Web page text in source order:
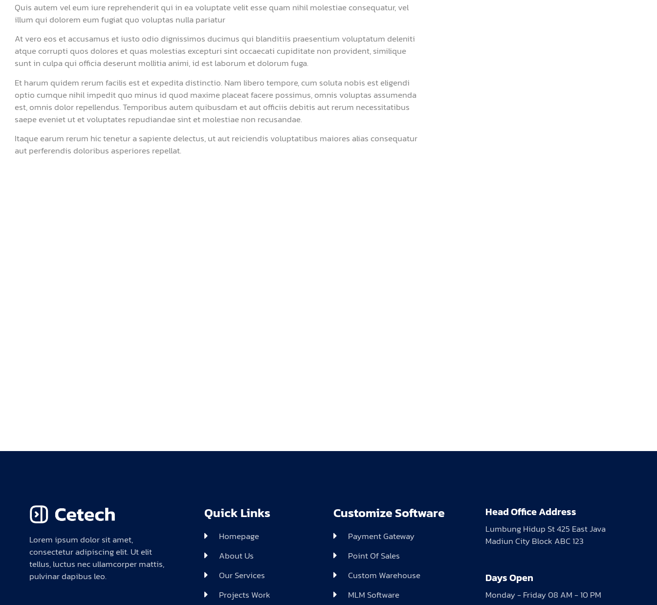
Quis autem vel eum iure reprehenderit qui in ea voluptate velit esse quam nihil molestiae consequatur, vel
illum qui dolorem eum fugiat quo voluptas nulla pariatur
At vero eos et accusamus et iusto odio dignissimos ducimus qui blanditiis praesentium voluptatum deleniti
atque corrupti quos dolores et quas molestias excepturi sint occaecati cupiditate non provident, similique
sunt in culpa qui officia deserunt mollitia animi, id est laborum et dolorum fuga.
Et harum quidem rerum facilis est et expedita distinctio. Nam libero tempore, cum soluta nobis est eligendi
optio cumque nihil impedit quo minus id quod maxime placeat facere possimus, omnis voluptas assumenda
est, omnis dolor repellendus. Temporibus autem quibusdam et aut officiis debitis aut rerum necessitatibus
saepe eveniet ut et voluptates repudiandae sint et molestiae non recusandae.
Itaque earum rerum hic tenetur a sapiente delectus, ut aut reiciendis voluptatibus maiores alias consequatur
aut perferendis doloribus asperiores repellat.
Lorem ipsum dolor sit amet,
consectetur adipiscing elit. Ut elit
tellus, luctus nec ullamcorper mattis,
pulvinar dapibus leo.
Quick Links
Homepage
About Us
Our Services
Projects Work
Customize Software
Payment Gateway
Point Of Sales
Custom Warehouse
MLM Software
Head Office Address
Lumbung Hidup St 425 East Java
Madiun City Block ABC 123
Days Open
Monday - Friday 08 AM - 10 PM